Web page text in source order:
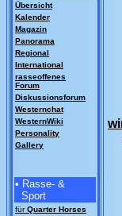
Übersicht
Kalender
Magazin
Panorama
Regional
International
rasseoffenes
Forum
Diskussionsforum
Westernchat
WesternWiki
Personality
Gallery
• Rasse- &
Sport
fürQuarter Horses